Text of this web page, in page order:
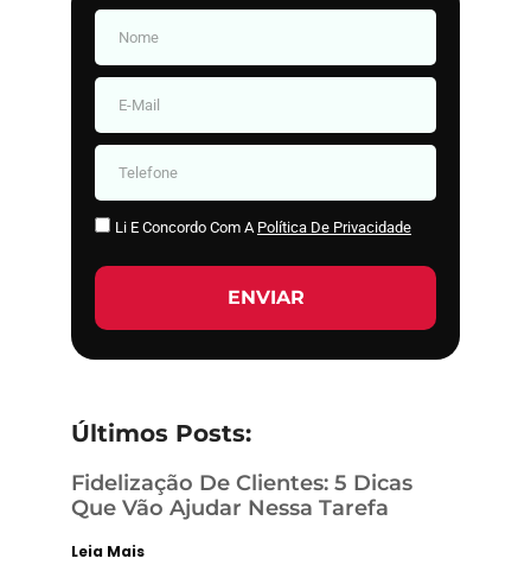
Li E Concordo Com A Política De Privacidade
ENVIAR
Últimos Posts:
Fidelização De Clientes: 5 Dicas
Que Vão Ajudar Nessa Tarefa
Leia Mais